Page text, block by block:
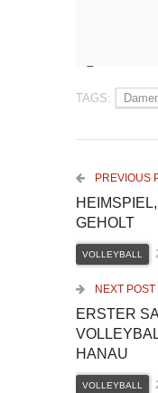
TAGS:
PREVIOUS
GEHOLT
VOLLEYBALL
NEXT POST
ERSTER
HANAU
VOLLEYBALL